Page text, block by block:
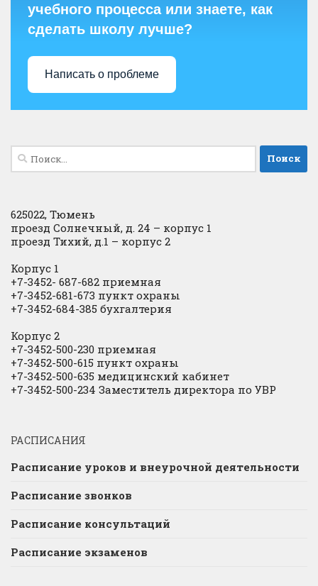
учебного процесса или знаете, как
сделать школу лучше?
Написать о проблеме
Найти:
625022, Тюмень
проезд Солнечный, д. 24 – корпус 1
проезд Тихий, д.1 – корпус 2
Корпус 1
+7-3452- 687-682 приемная
+7-3452-681-673 пункт охраны
+7-3452-684-385 бухгалтерия
Корпус 2
+7-3452-500-230 приемная
+7-3452-500-615 пункт охраны
+7-3452-500-635 медицинский кабинет
+7-3452-500-234 Заместитель директора по УВР
РАСПИСАНИЯ
Расписание уроков и внеурочной деятельности
Расписание звонков
Расписание консультаций
Расписание экзаменов